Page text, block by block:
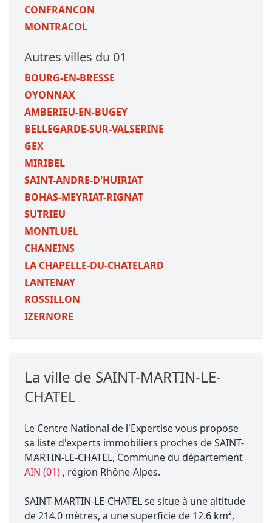
CONFRANCON
MONTRACOL
Autres villes du 01
BOURG-EN-BRESSE
OYONNAX
AMBERIEU-EN-BUGEY
BELLEGARDE-SUR-VALSERINE
GEX
MIRIBEL
SAINT-ANDRE-D'HUIRIAT
BOHAS-MEYRIAT-RIGNAT
SUTRIEU
MONTLUEL
CHANEINS
LA CHAPELLE-DU-CHATELARD
LANTENAY
ROSSILLON
IZERNORE
La ville de SAINT-MARTIN-LE-
CHATEL
Le Centre National de l'Expertise vous propose
sa liste d'experts immobiliers proches de SAINT-
MARTIN-LE-CHATEL, Commune du département
AIN (01) , région Rhône-Alpes.
SAINT-MARTIN-LE-CHATEL se situe à une altitude
de 214.0 mètres, a une superficie de 12.6 km²,